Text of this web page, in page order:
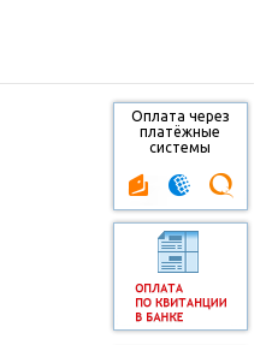
Оплата через
платёжные
системы